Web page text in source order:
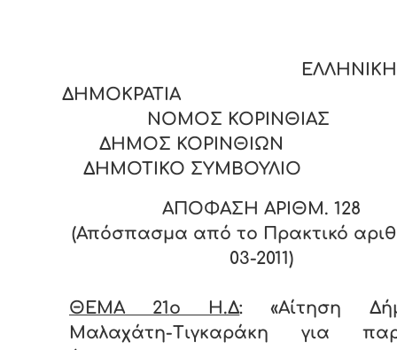
ΕΛΛΗΝΙΚΗ
ΔΗΜΟΚΡΑΤΙΑ
ΝΟΜΟΣ ΚΟΡΙΝΘΙΑΣ
ΔΗΜΟΣ ΚΟΡΙΝΘΙΩΝ
ΔΗΜΟΤΙΚΟ ΣΥΜΒΟΥΛΙΟ
ΑΠΟΦΑΣΗ ΑΡΙΘΜ. 128
(Απόσπασμα από το Πρακτικό
03-2011)
ΘΕΜΑ 21 o Η.Δ: «Αίτηση
Μαλαχάτη-Τιγκαράκη για